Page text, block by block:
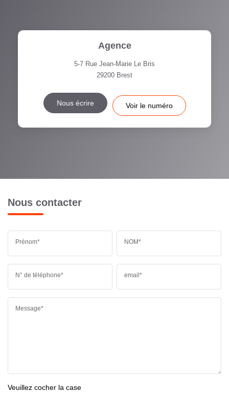
Agence
5-7 Rue Jean-Marie Le Bris
29200 Brest
Nous écrire Voir le numéro
Nous contacter
Prénom* NOM*
N° de téléphone* email*
Message*
Veuillez cocher la case